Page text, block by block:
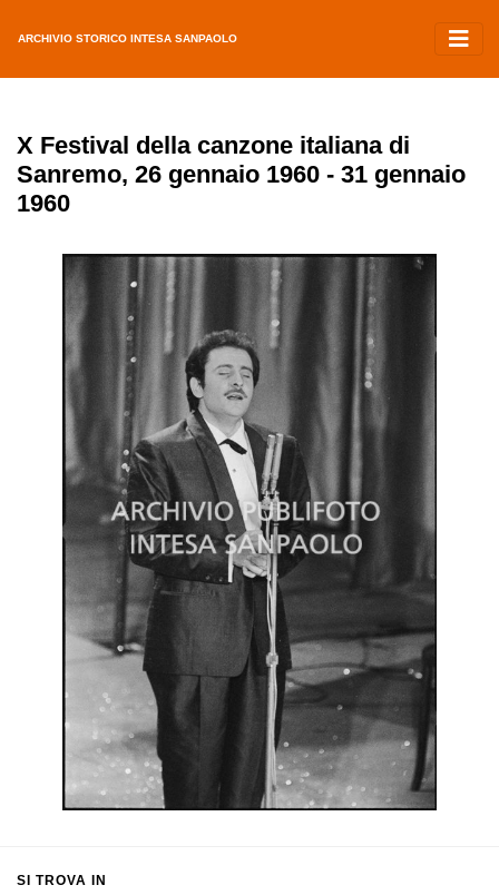
ARCHIVIO STORICO INTESA SANPAOLO
X Festival della canzone italiana di
Sanremo, 26 gennaio 1960 - 31 gennaio
1960
SI TROVA IN